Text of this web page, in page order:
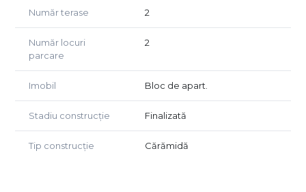
Număr terase 2
Număr locuri
parcare
2
Imobil Bloc de apart.
Stadiu construcție Finalizată
Tip construcție Cărămidă